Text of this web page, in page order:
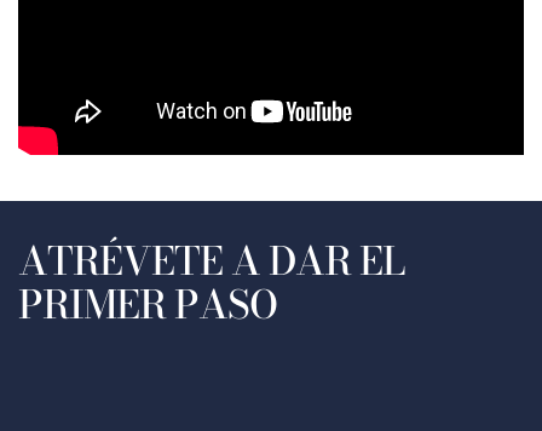
ATRÉVETE A DAR EL
PRIMER PASO